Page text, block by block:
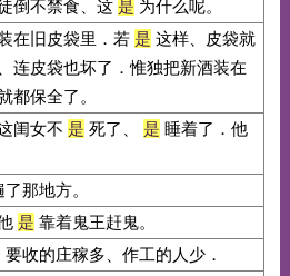
倒不禁食、这 是 为什么呢。
在旧皮袋里．若 是 这样、皮袋就
连皮袋也坏了．惟独把新酒装在
都保全了。
闺女不 是 死了、 是 睡着了．他
那地方。
是 靠着鬼王赶鬼。
收的庄稼多、作工的人少．